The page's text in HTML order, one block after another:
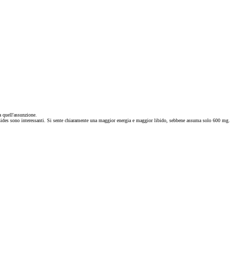
sono interessanti. Si sente chiaramente una maggior energia e maggior libido, sebbene assuma solo 600 mg.